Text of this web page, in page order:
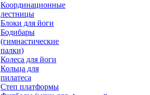
Координационные
лестницы
Блоки для йоги
Бодибары
(гимнастические
палки)
Колеса для йоги
Кольца для
пилатеса
Степ платформы